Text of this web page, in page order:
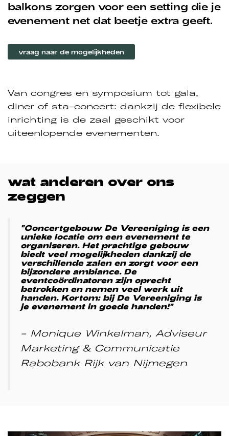
balkons zorgen voor een setting die je
evenement net dat beetje extra geeft.
vraag naar de mogelijkheden
Van congres en symposium tot gala,
diner of sta-concert: dankzij de flexibele
inrichting is de zaal geschikt voor
uiteenlopende evenementen.
wat anderen over ons
zeggen
"Concertgebouw De Vereeniging is een
unieke locatie om een evenement te
organiseren. Het prachtige gebouw
biedt veel mogelijkheden dankzij de
verschillende zalen en zorgt voor een
bijzondere ambiance. De
eventcoördinatoren zijn oprecht
betrokken en nemen veel werk uit
handen. Kortom: bij De Vereeniging is
je evenement in goede handen!"
- Monique Winkelman, Adviseur
Marketing & Communicatie
Rabobank Rijk van Nijmegen